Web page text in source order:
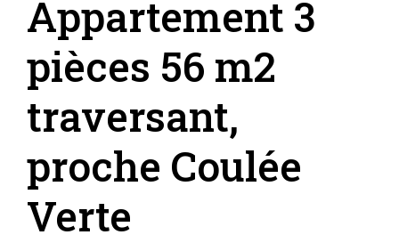
Appartement 3
pièces 56 m2
traversant,
proche Coulée
Verte